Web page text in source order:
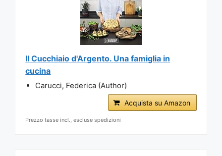
Il Cucchiaio d'Argento. Una famiglia in
cucina
Carucci, Federica (Author)
Acquista su Amazon
Prezzo tasse incl., escluse spedizioni